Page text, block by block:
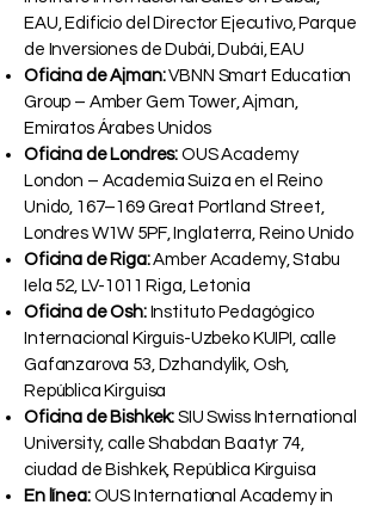
EAU, Edificio del Director Ejecutivo, Parque
de Inversiones de Dubái, Dubái, EAU
Oficina de Ajman:VBNN Smart Education
Group – Amber Gem Tower, Ajman,
Emiratos Árabes Unidos
Oficina de Londres: OUS Academy
London – Academia Suiza en el Reino
Unido, 167–169 Great Portland Street,
Londres W1W 5PF, Inglaterra, Reino Unido
Oficina de Riga:Amber Academy, Stabu
Iela 52, LV-1011 Riga, Letonia
Oficina de Osh:Instituto Pedagógico
Internacional Kirguís-Uzbeko KUIPI, calle
Gafanzarova 53, Dzhandylik, Osh,
República Kirguisa
Oficina de Bishkek: SIU Swiss International
University, calle Shabdan Baatyr 74,
ciudad de Bishkek, República Kirguisa
En línea:OUS International Academy in